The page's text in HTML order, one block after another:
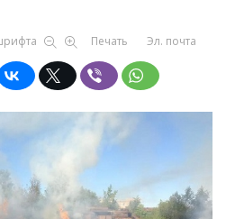
Печать Эл. почта